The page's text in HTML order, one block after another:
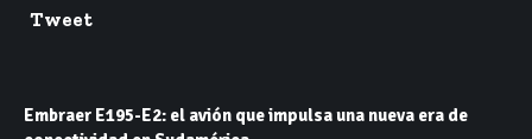
Tweet
Embraer E195-E2: el avión que impulsa una nueva era de